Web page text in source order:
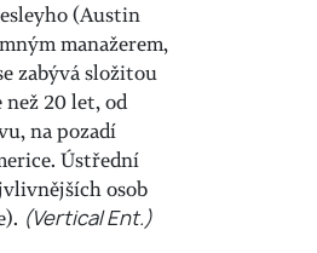
(Austin
manažerem,
zabývá složitou
20 let, od
na pozadí
Ústřední
osob
(Vertical Ent.)